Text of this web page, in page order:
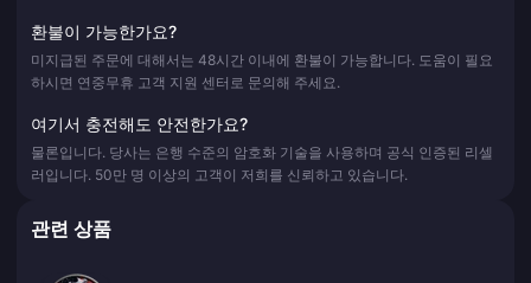
환불이 가능한가요?
미지급된 주문에 대해서는 48시간 이내에 환불이 가능합니다. 도움이 필요
하시면 연중무휴 고객 지원 센터로 문의해 주세요.
여기서 충전해도 안전한가요?
물론입니다. 당사는 은행 수준의 암호화 기술을 사용하며 공식 인증된 리셀
러입니다. 50만 명 이상의 고객이 저희를 신뢰하고 있습니다.
관련 상품